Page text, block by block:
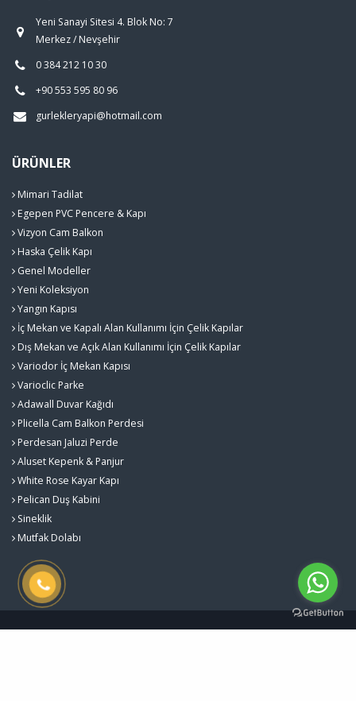
Yeni Sanayi Sitesi 4. Blok No: 7
Merkez / Nevşehir
0 384 212 10 30
+90 553 595 80 96
gurlekleryapi@hotmail.com
ÜRÜNLER
Mimari Tadilat
Egepen PVC Pencere & Kapı
Vizyon Cam Balkon
Haska Çelik Kapı
Genel Modeller
Yeni Koleksiyon
Yangın Kapısı
İç Mekan ve Kapalı Alan Kullanımı İçin Çelik Kapılar
Dış Mekan ve Açık Alan Kullanımı İçin Çelik Kapılar
Variodor İç Mekan Kapısı
Varioclic Parke
Adawall Duvar Kağıdı
Plicella Cam Balkon Perdesi
Perdesan Jaluzi Perde
Aluset Kepenk & Panjur
White Rose Kayar Kapı
Pelican Duş Kabini
Sineklik
Mutfak Dolabı